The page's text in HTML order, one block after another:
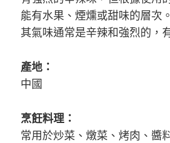
能有水果、煙燻或甜味的層次。
其氣味通常是辛辣和強烈的，
產地：
中國
烹飪料理：
常用於炒菜、燉菜、烤肉、醬